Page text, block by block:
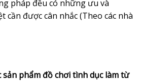
pháp đều có những ưu và
cần được cân nhắc (Theo các nhà
sản phẩm đồ chơi tình dục làm từ